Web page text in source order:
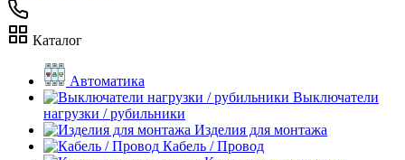
Каталог
Автоматика
Выключатели
нагрузки / рубильники
Изделия для монтажа
Кабель / Провод